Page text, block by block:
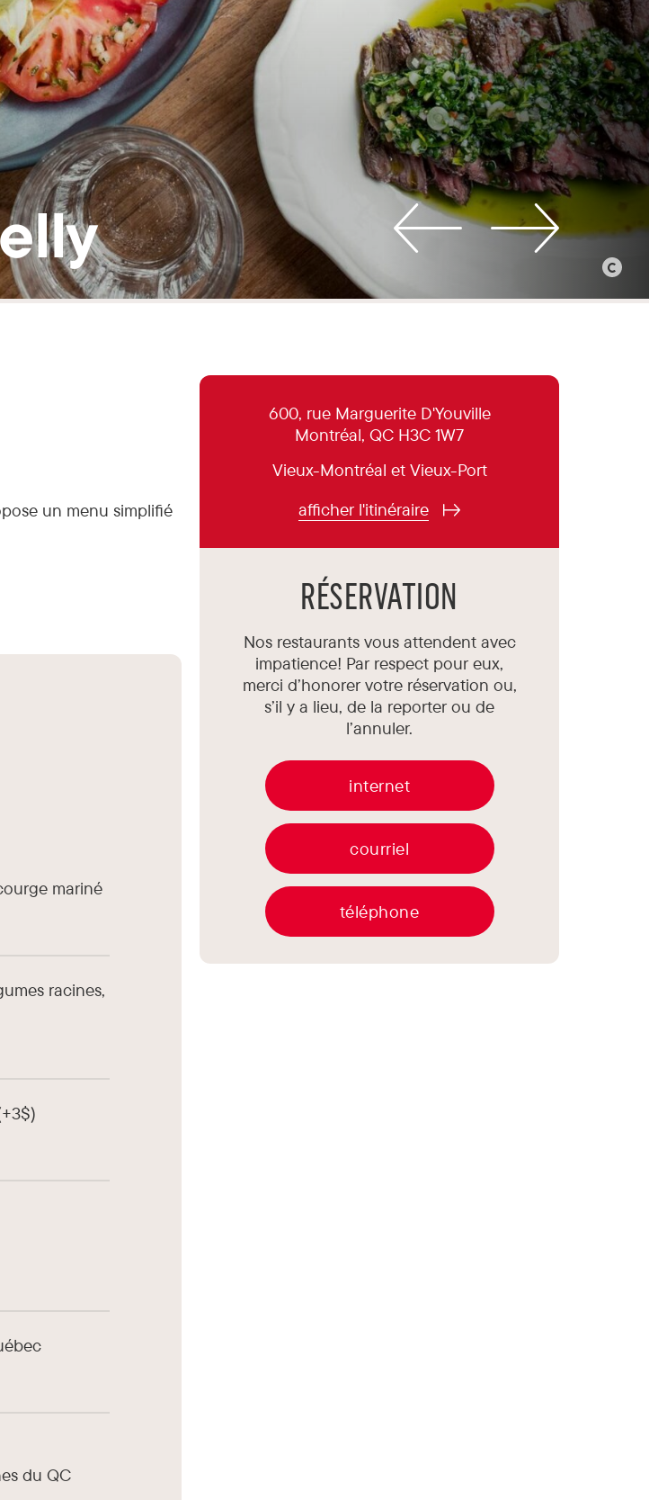
un menu simplifié
mariné
racines,
du QC
600, rue Marguerite D'Youville
Montréal, QC H3C 1W7
Vieux-Montréal et Vieux-Port
afficher l'itinéraire
RÉSERVATION
Nos restaurants vous attendent avec
impatience! Par respect pour eux,
merci d’honorer votre réservation ou,
s’il y a lieu, de la reporter ou de
l’annuler.
internet
courriel
téléphone